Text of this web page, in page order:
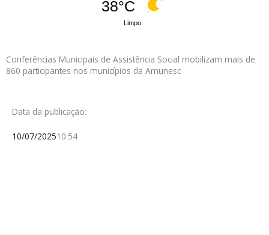
38°C
Limpo
Conferências Municipais de Assistência Social mobilizam mais de
860 participantes nos municípios da Amunesc
Data da publicação:
10/07/202510:54